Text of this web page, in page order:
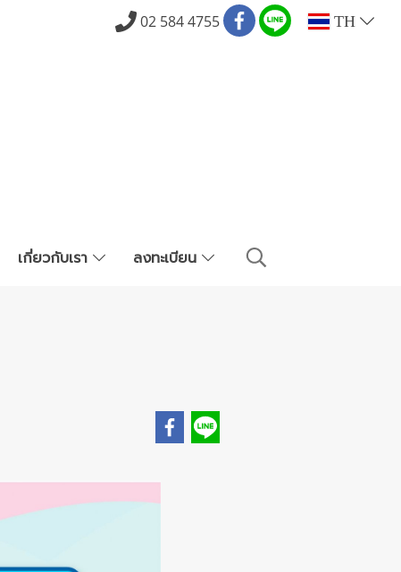
02 584 4755 TH
เกี่ยวกับเรา ลงทะเบียน